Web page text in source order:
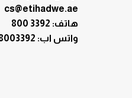
cs@etihadwe.ae
هاتف: 3392 800
:واتس اب